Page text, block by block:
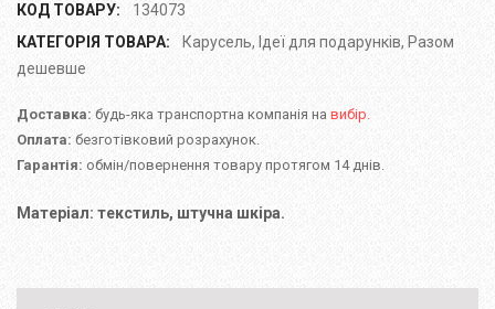
КОД ТОВАРУ:
134073
КАТЕГОРІЯ ТОВАРА:
Карусель, Ідеї для подарунків, Разом
дешевше
Доставка: будь-яка транспортна компанія на вибір.
Оплата: безготівковий розрахунок.
Гарантія: обмін/повернення товару протягом 14 днів.
Матеріал: текстиль, штучна шкіра.